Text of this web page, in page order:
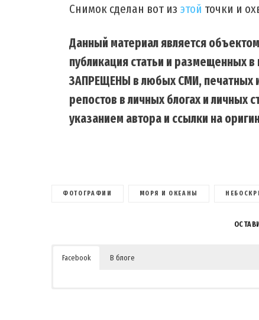
Снимок сделан вот из этой точки и
Данный материал является
публикация статьи и размещенных
ЗАПРЕЩЕНЫ в любых СМИ, печатных
репостов в личных блогах и личных
указанием автора и ссылки на
ФОТОГРАФИИ МОРЯ И ОКЕАНЫ
Facebook В блоге